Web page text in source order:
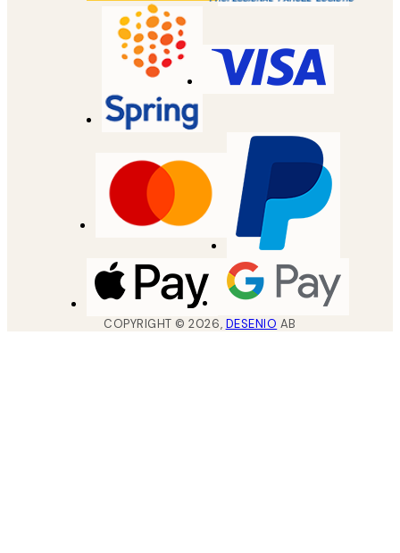
COPYRIGHT ©2026, DESENIO AB